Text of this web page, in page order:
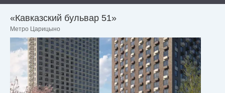
«Кавказский бульвар 51»
Метро Царицыно